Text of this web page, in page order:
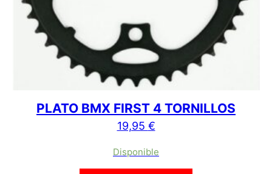
PLATO BMX FIRST 4 TORNILLOS
19,95 €
Disponible